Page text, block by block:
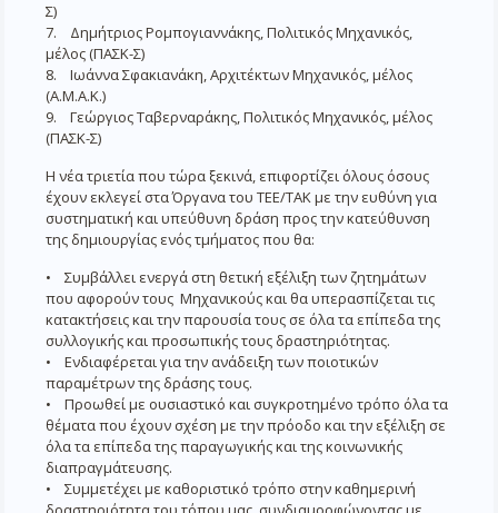
Σ)
7. Δημήτριος Ρομπογιαννάκης, Πολιτικός Μηχανικός,
μέλος (ΠΑΣΚ-Σ)
8. Ιωάννα Σφακιανάκη, Αρχιτέκτων Μηχανικός, μέλος
(Α.Μ.Α.Κ.)
9. Γεώργιος Ταβερναράκης, Πολιτικός Μηχανικός, μέλος
(ΠΑΣΚ-Σ)
Η νέα τριετία που τώρα ξεκινά, επιφορτίζει όλους όσους
έχουν εκλεγεί στα Όργανα του ΤΕΕ/ΤΑΚ με την ευθύνη για
συστηματική και υπεύθυνη δράση προς την κατεύθυνση
της δημιουργίας ενός τμήματος που θα:
• Συμβάλλει ενεργά στη θετική εξέλιξη των ζητημάτων
που αφορούν τους Μηχανικούς και θα υπερασπίζεται τις
κατακτήσεις και την παρουσία τους σε όλα τα επίπεδα της
συλλογικής και προσωπικής τους δραστηριότητας.
• Ενδιαφέρεται για την ανάδειξη των ποιοτικών
παραμέτρων της δράσης τους.
• Προωθεί με ουσιαστικό και συγκροτημένο τρόπο όλα τα
θέματα που έχουν σχέση με την πρόοδο και την εξέλιξη σε
όλα τα επίπεδα της παραγωγικής και της κοινωνικής
διαπραγμάτευσης.
• Συμμετέχει με καθοριστικό τρόπο στην καθημερινή